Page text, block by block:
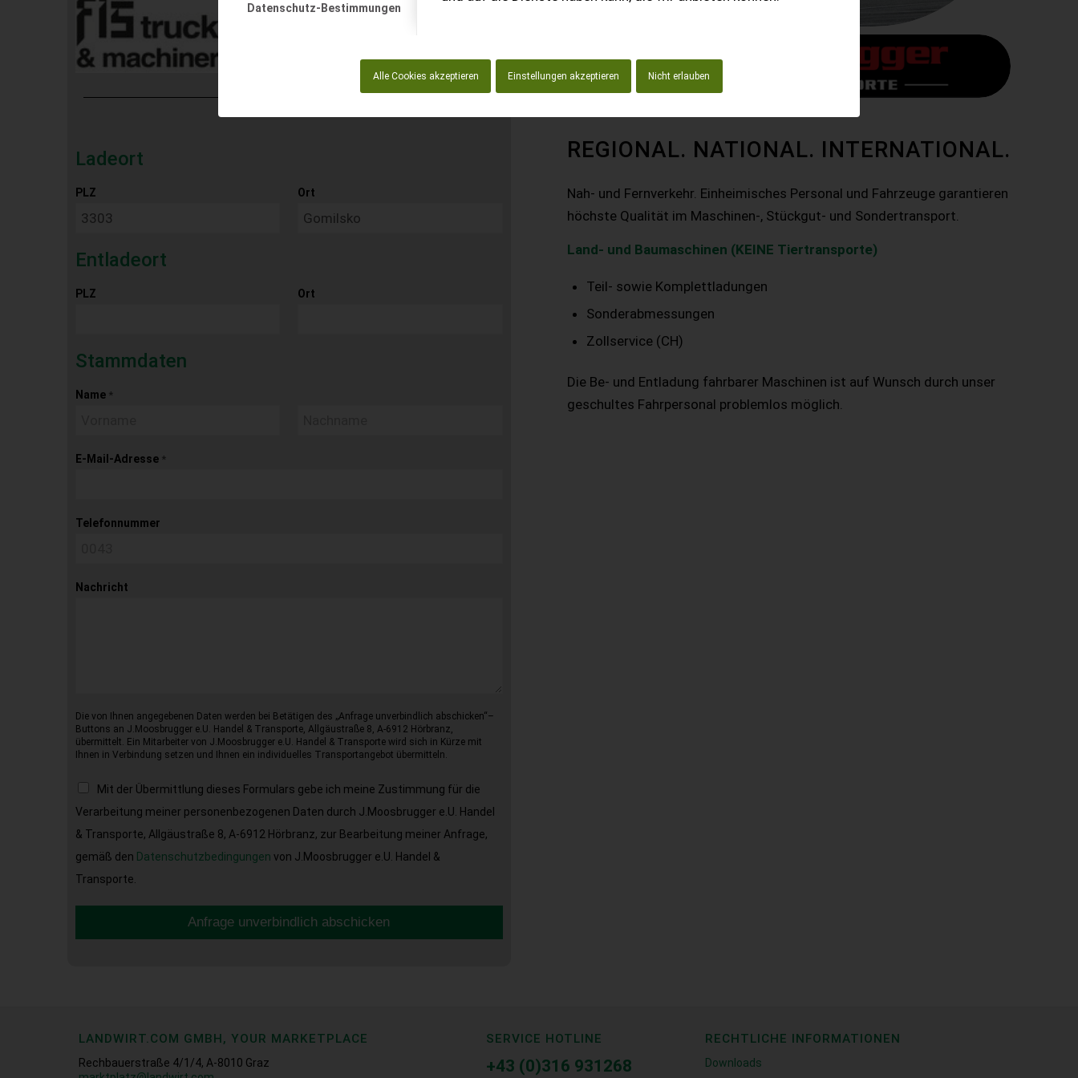
Datenschutz-Bestimmungen
Alle Cookies akzeptieren Einstellungen akzeptieren Nicht erlauben
Ladeort
PLZ Ort
Entladeort
PLZ Ort
Stammdaten
Name *
E-Mail-Adresse *
Telefonnummer
Nachricht
Die von Ihnen angegebenen Daten werden bei Betätigen des „Anfrage unverbindlich abschicken“–
Buttons an J.Moosbrugger e.U. Handel & Transporte, Allgäustraße 8, A-6912 Hörbranz,
übermittelt. Ein Mitarbeiter von J.Moosbrugger e.U. Handel & Transporte wird sich in Kürze mit
Ihnen in Verbindung setzen und Ihnen ein individuelles Transportangebot übermitteln.
Mit der Übermittlung dieses Formulars gebe ich meine Zustimmung für die
Verarbeitung meiner personenbezogenen Daten durch J.Moosbrugger e.U. Handel
& Transporte, Allgäustraße 8, A-6912 Hörbranz, zur Bearbeitung meiner Anfrage,
gemäß den Datenschutzbedingungen von J.Moosbrugger e.U. Handel &
Transporte.
Anfrage unverbindlich abschicken
REGIONAL. NATIONAL. INTERNATIONAL.
Nah- und Fernverkehr. Einheimisches Personal und Fahrzeuge garantieren
höchste Qualität im Maschinen-, Stückgut- und Sondertransport.
Land- und Baumaschinen (KEINE Tiertransporte)
Teil- sowie Komplettladungen
Sonderabmessungen
Zollservice (CH)
Die Be- und Entladung fahrbarer Maschinen ist auf Wunsch durch unser
geschultes Fahrpersonal problemlos möglich.
LANDWIRT.COM GMBH, YOUR MARKETPLACE
Rechbauerstraße 4/1/4, A-8010 Graz
SERVICE HOTLINE
+43 (0)316 931268
RECHTLICHE INFORMATIONEN
Downloads